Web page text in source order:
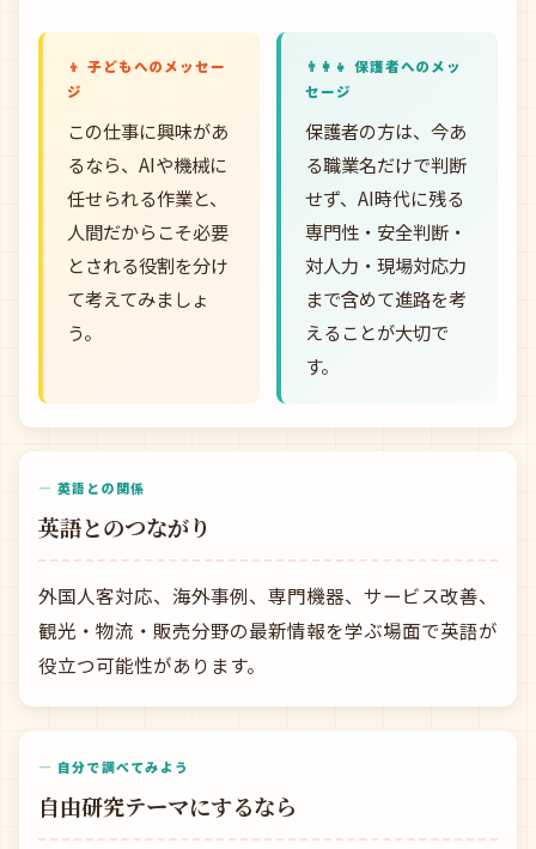
👦 子どもへのメッセー
ジ
この仕事に興味があ
るなら、AIや機械に
任せられる作業と、
人間だからこそ必要
とされる役割を分け
て考えてみましょ
う。
👨‍👩‍👧 保護者へのメッ
セージ
保護者の方は、今あ
る職業名だけで判断
せず、AI時代に残る
専門性・安全判断・
対人力・現場対応力
まで含めて進路を考
えることが大切で
す。
— 英語との関係
英語とのつながり
外国人客対応、海外事例、専門機器、サービス改善、
観光・物流・販売分野の最新情報を学ぶ場面で英語が
役立つ可能性があります。
— 自分で調べてみよう
自由研究テーマにするなら